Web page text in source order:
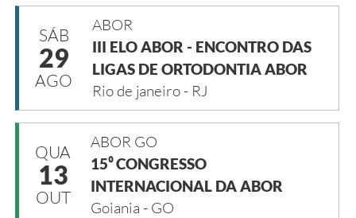
SÁB
29
AGO
ABOR
III ELO ABOR - ENCONTRO DAS
LIGAS DE ORTODONTIA ABOR
Rio de janeiro - RJ
QUA
13
OUT
ABOR GO
15⁰ CONGRESSO
INTERNACIONAL DA ABOR
Goiania - GO